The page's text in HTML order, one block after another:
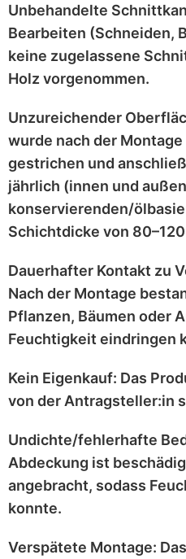
Unbehandelte
Bearbeiten (Schneiden,
keine zugelassene
Holz vorgenommen.
Unzureichender
wurde nach der Montage
gestrichen und
jährlich (innen und
konservierenden/
Schichtdicke von
Dauerhafter Kontakt zu
Nach der Montage
Pflanzen, Bäumen oder
Feuchtigkeit eindringen
Kein Eigenkauf: Das
von der Antragsteller:in
Undichte/fehlerhafte
Abdeckung ist
angebracht, sodass
konnte.
Verspätete Montage: